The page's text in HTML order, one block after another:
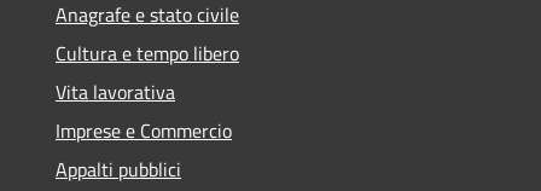
Anagrafe e stato civile
Cultura e tempo libero
Vita lavorativa
Imprese e Commercio
Appalti pubblici